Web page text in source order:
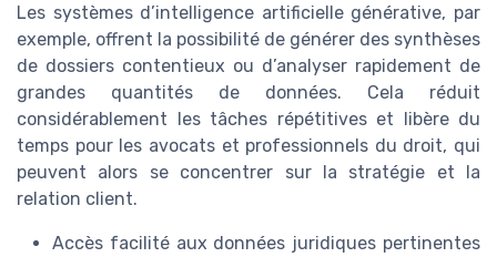
Les systèmes d’intelligence artificielle générative, par
exemple, offrent la possibilité de générer des synthèses
de dossiers contentieux ou d’analyser rapidement de
grandes quantités de données. Cela réduit
considérablement les tâches répétitives et libère du
temps pour les avocats et professionnels du droit, qui
peuvent alors se concentrer sur la stratégie et la
relation client.
Accès facilité aux données juridiques pertinentes